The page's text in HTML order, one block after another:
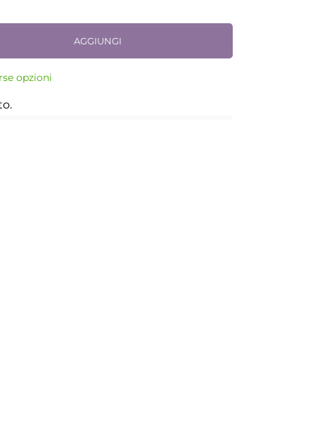
AGGIUNGI
opzioni